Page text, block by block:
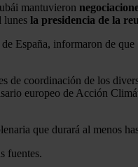
mantuvieron
lunes la presidencia de la
España, informaron de
de coordinación de los
europeo de Acción
que durará al menos
fuentes.